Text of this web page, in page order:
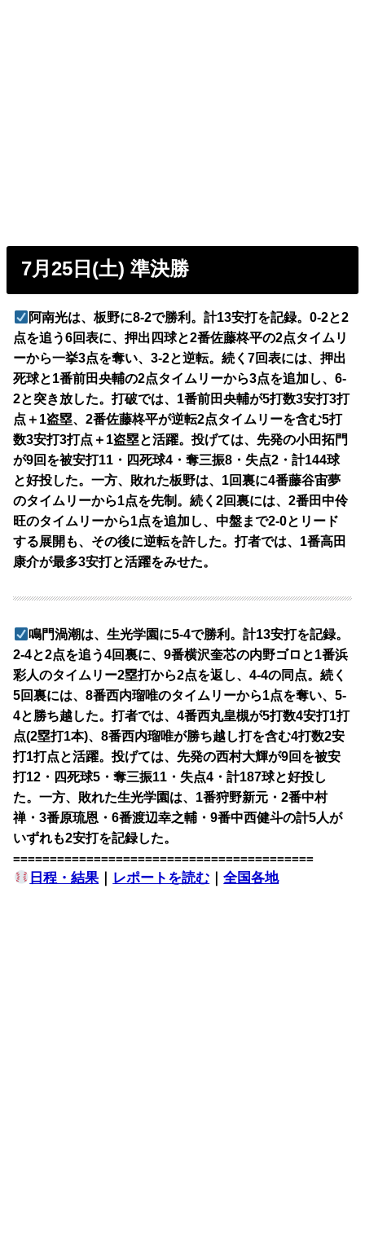
7月25日(土) 準決勝
阿南光は、板野に8-2で勝利。計13安打を記録。0-2と2
点を追う6回表に、押出四球と2番佐藤柊平の2点タイムリ
ーから一挙3点を奪い、3-2と逆転。続く7回表には、押出
死球と1番前田央輔の2点タイムリーから3点を追加し、6-
2と突き放した。打破では、1番前田央輔が5打数3安打3打
点＋1盗塁、2番佐藤柊平が逆転2点タイムリーを含む5打
数3安打3打点＋1盗塁と活躍。投げては、先発の小田拓門
が9回を被安打11・四死球4・奪三振8・失点2・計144球
と好投した。一方、敗れた板野は、1回裏に4番藤谷宙夢
のタイムリーから1点を先制。続く2回裏には、2番田中伶
旺のタイムリーから1点を追加し、中盤まで2-0とリード
する展開も、その後に逆転を許した。打者では、1番高田
康介が最多3安打と活躍をみせた。
鳴門渦潮は、生光学園に5-4で勝利。計13安打を記録。
2-4と2点を追う4回裏に、9番横沢奎芯の内野ゴロと1番浜
彩人のタイムリー2塁打から2点を返し、4-4の同点。続く
5回裏には、8番西内瑠唯のタイムリーから1点を奪い、5-
4と勝ち越した。打者では、4番西丸皇槻が5打数4安打1打
点(2塁打1本)、8番西内瑠唯が勝ち越し打を含む4打数2安
打1打点と活躍。投げては、先発の西村大輝が9回を被安
打12・四死球5・奪三振11・失点4・計187球と好投し
た。一方、敗れた生光学園は、1番狩野新元・2番中村
禅・3番原琉恩・6番渡辺幸之輔・9番中西健斗の計5人が
いずれも2安打を記録した。
=========================================
日程・結果｜ レポートを読む ｜全国各地